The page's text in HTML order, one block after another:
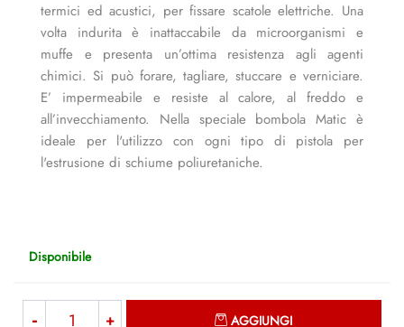
termici ed acustici, per fissare scatole elettriche. Una
volta indurita è inattaccabile da microorganismi e
muffe e presenta un’ottima resistenza agli agenti
chimici. Si può forare, tagliare, stuccare e verniciare.
E’ impermeabile e resiste al calore, al freddo e
all’invecchiamento. Nella speciale bombola Matic è
ideale per l'utilizzo con ogni tipo di pistola per
l'estrusione di schiume poliuretaniche.
Disponibile
AGGIUNGI